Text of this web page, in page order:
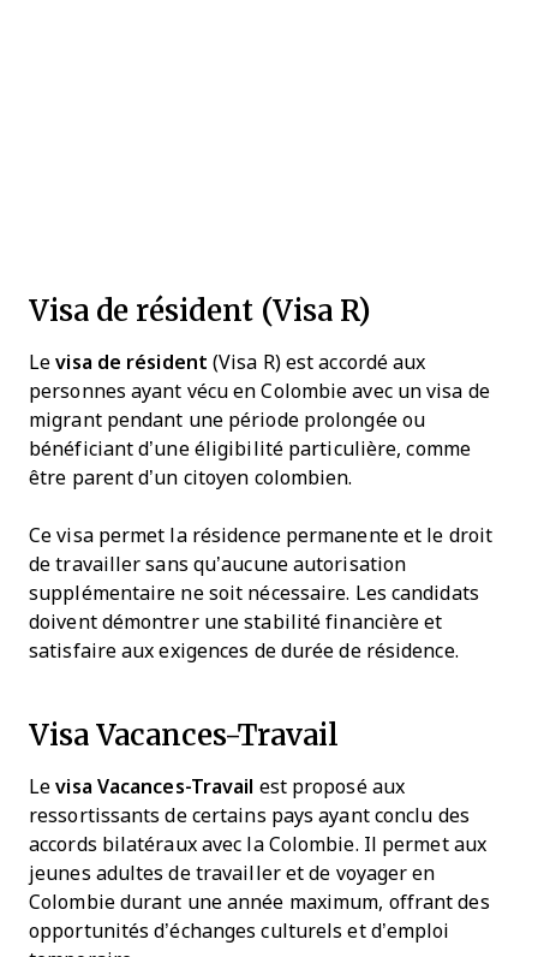
Visa de résident (Visa R)
Levisa de résident (Visa R) est accordé aux
personnes ayant vécu en Colombie avec un visa de
migrant pendant une période prolongée ou
bénéficiant d’une éligibilité particulière, comme
être parent d’un citoyen colombien.
Ce visa permet la résidence permanente et le droit
de travailler sans qu’aucune autorisation
supplémentaire ne soit nécessaire. Les candidats
doivent démontrer une stabilité financière et
satisfaire aux exigences de durée de résidence.
Visa Vacances-Travail
Levisa Vacances-Travail est proposé aux
ressortissants de certains pays ayant conclu des
accords bilatéraux avec la Colombie. Il permet aux
jeunes adultes de travailler et de voyager en
Colombie durant une année maximum, offrant des
opportunités d’échanges culturels et d’emploi